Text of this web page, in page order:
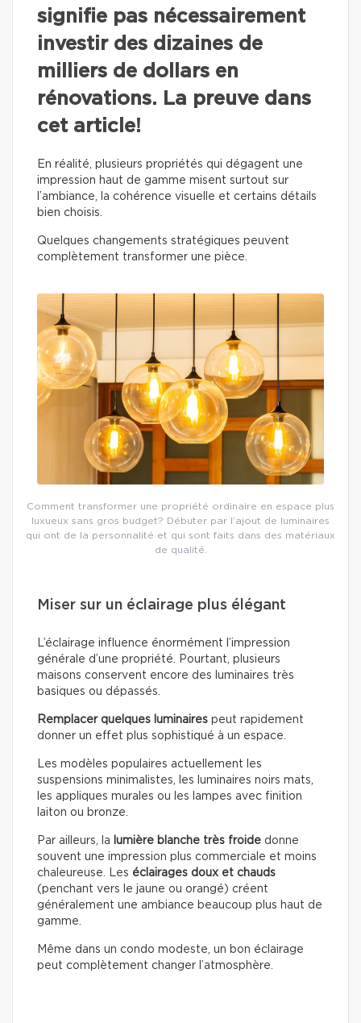
signifie pas nécessairement
investir des dizaines de
milliers de dollars en
rénovations. La preuve dans
cet article!
En réalité, plusieurs propriétés qui dégagent une
impression haut de gamme misent surtout sur
l’ambiance, la cohérence visuelle et certains détails
bien choisis.
Quelques changements stratégiques peuvent
complètement transformer une pièce.
Comment transformer une propriété ordinaire en espace plus
luxueux sans gros budget? Débuter par l’ajout de luminaires
qui ont de la personnalité et qui sont faits dans des matériaux
de qualité.
Miser sur un éclairage plus élégant
L’éclairage influence énormément l’impression
générale d’une propriété. Pourtant, plusieurs
maisons conservent encore des luminaires très
basiques ou dépassés.
Remplacer quelques luminaires peut rapidement
donner un effet plus sophistiqué à un espace.
Les modèles populaires actuellement les
suspensions minimalistes, les luminaires noirs mats,
les appliques murales ou les lampes avec finition
laiton ou bronze.
Par ailleurs, la lumière blanche très froide donne
souvent une impression plus commerciale et moins
chaleureuse. Les éclairages doux et chauds
(penchant vers le jaune ou orangé) créent
généralement une ambiance beaucoup plus haut de
gamme.
Même dans un condo modeste, un bon éclairage
peut complètement changer l’atmosphère.